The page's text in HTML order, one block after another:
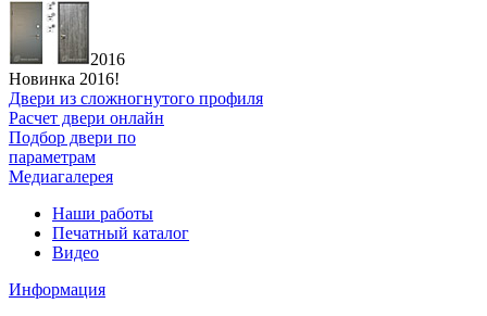
2016
Новинка 2016!
Двери из сложногнутого профиля
Расчет двери онлайн
Подбор двери по
параметрам
Медиагалерея
Наши работы
Печатный каталог
Видео
Информация